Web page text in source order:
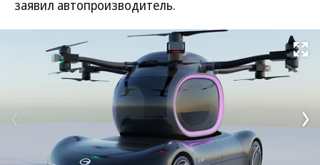
заявил автопроизводитель.
Развернуть